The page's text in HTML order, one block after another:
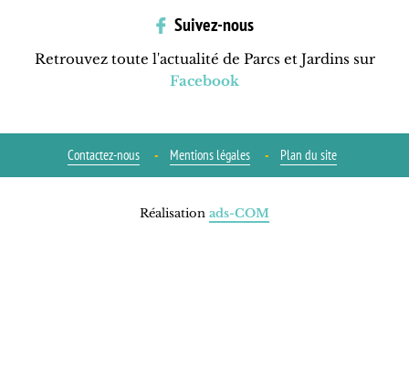
Suivez-nous
Retrouvez toute l'actualité de Parcs et Jardins sur
Facebook
Contactez-nous Mentions légales Plan du site
Réalisation ads-COM